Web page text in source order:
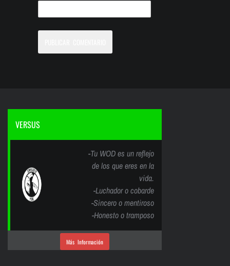
VERSUS
-Tu WOD es un reflejo
de los que eres en la
vida.
-Luchador o cobarde
-Sincero o mentiroso
-Honesto o tramposo
Más Información